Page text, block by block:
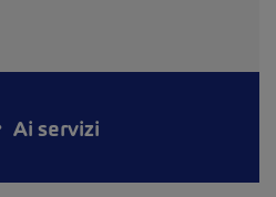
Ai servizi